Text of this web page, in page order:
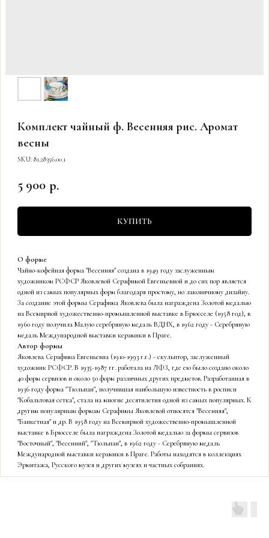
Комплект чайный ф. Весенняя рис. Аромат
весны
SKU: 81.28356.00.1
5 900 р.
КУПИТЬ
О форме
Чайно-кофейная форма "Весенняя" создана в 1949 году заслуженным
художником РСФСР Яковлевой Серафимой Евгеньевной и до сих пор является
одной из самых популярных форм благодаря простому, но лаконичному дизайну.
За создание этой формы Серафима Яковлева была награждена Золотой медалью
на Всемирной художественно-промышленной выставке в Брюсселе (1958 год), в
1960 году получила Малую серебряную медаль ВДНХ, в 1962 году - Серебряную
медаль Международной выставки керамики в Праге.
Автор формы
Яковлева Серафима Евгеньевна (1910-1993 г.г.) - скульптор, заслуженный
художник РСФСР. В 1935-1987 гг. работала на ЛФЗ, где ею было создано около
40 форм сервизов и около 50 форм различных других предметов. Разработанная в
1936 году форма "Тюльпан", получившая наибольшую известность в росписи
"Кобальтовая сетка", стала на многие десятилетия одной из самых популярных. К
другим популярным формам Серафимы Яковлевой относятся "Весенняя",
"Банкетная" и др. В 1958 году на Всемирной художественно-промышленной
выставке в Брюсселе была награждена Золотой медалью за формы сервизов
"Восточный", "Весенний", "Тюльпан", в 1962 году - Серебряную медаль
Международной выставки керамики в Праге. Работы находятся в коллекциях
Эрмитажа, Русского музея и других музеях и частных собраниях.